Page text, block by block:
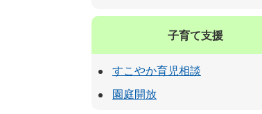
子育て支援
すこやか育児相談
園庭開放